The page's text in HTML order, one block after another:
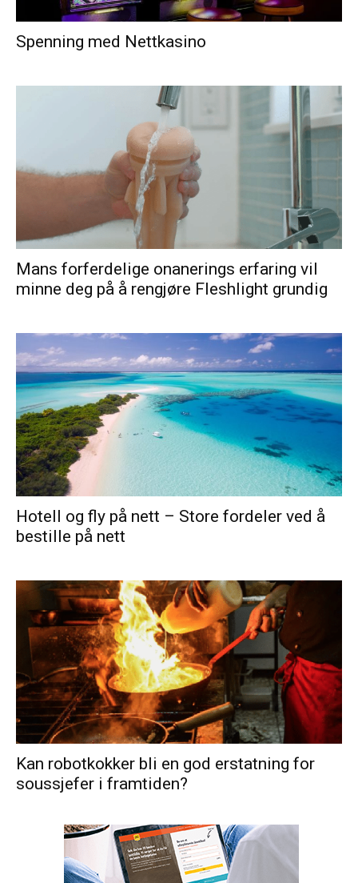
Spenning med Nettkasino
Mans forferdelige onanerings erfaring vil
minne deg på å rengjøre Fleshlight grundig
Hotell og fly på nett – Store fordeler ved å
bestille på nett
Kan robotkokker bli en god erstatning for
soussjefer i framtiden?